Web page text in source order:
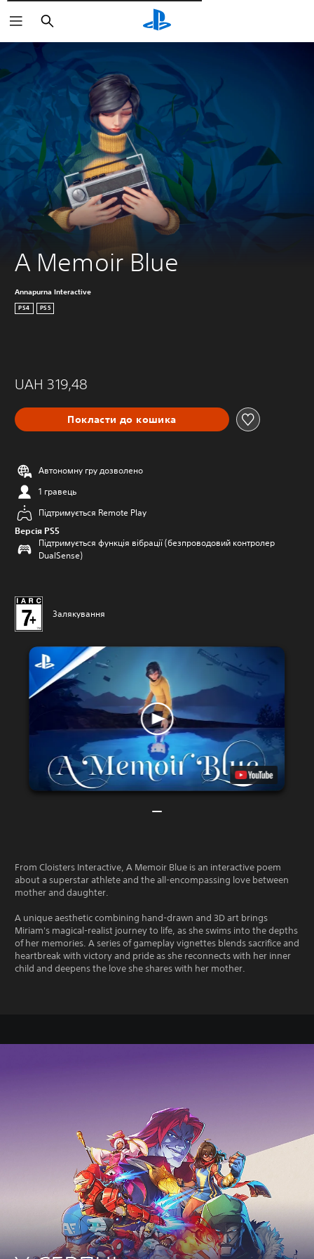
Пошук
A Memoir Blue
Annapurna Interactive
PS4 PS5
UAH 319,48
Покласти до кошика
Автономну гру дозволено
1 гравець
Підтримується Remote Play
Версія PS5
Підтримується функція вібрації (безпроводовий контролер
DualSense)
Залякування
From Cloisters Interactive, A Memoir Blue is an interactive poem
about a superstar athlete and the all-encompassing love between
mother and daughter.
A unique aesthetic combining hand-drawn and 3D art brings
Miriam's magical-realist journey to life, as she swims into the depths
of her memories. A series of gameplay vignettes blends sacrifice and
heartbreak with victory and pride as she reconnects with her inner
child and deepens the love she shares with her mother.